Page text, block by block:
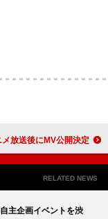
しの子】』OP主題歌「TEST ME」リリース＆アニメ放送後にMV公開決定
RELATED NEWS
主企画イベントを渋